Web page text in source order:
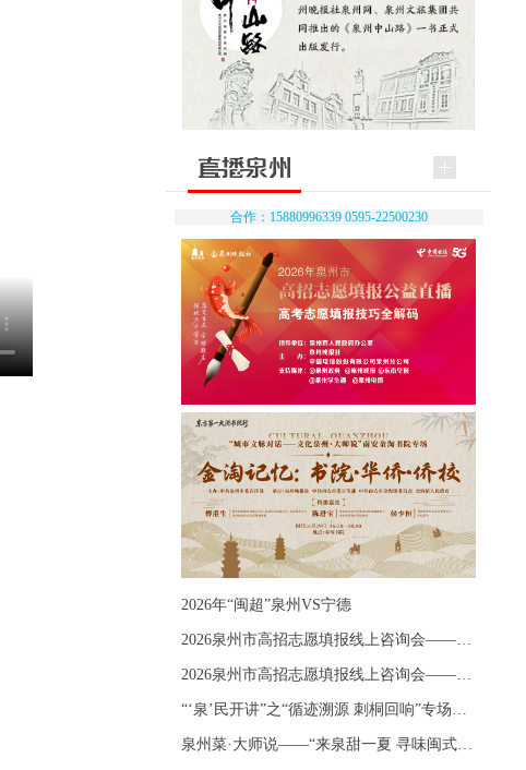
合作：15880996339 0595-22500230
2026年“闽超”泉州VS宁德